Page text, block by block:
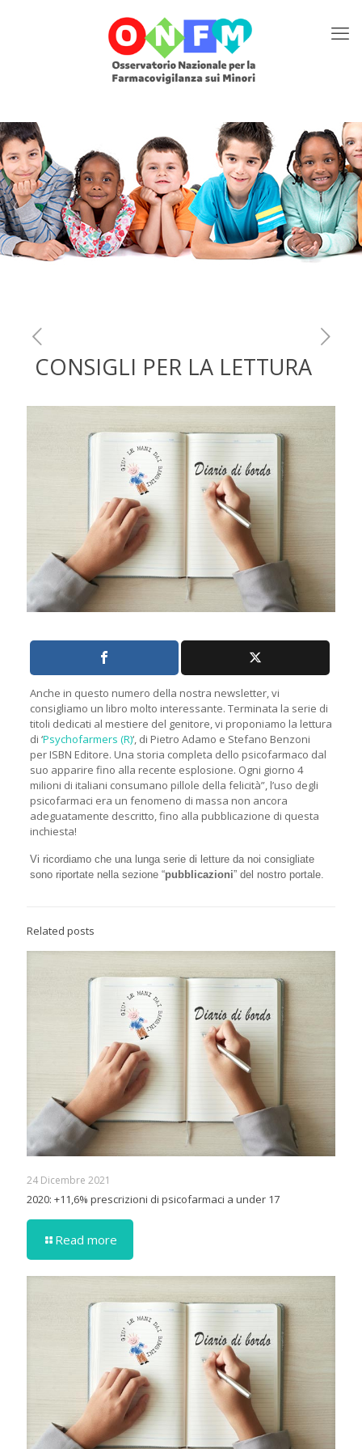
CONSIGLI PER LA LETTURA
Anche in questo numero della nostra newsletter, vi
consigliamo un libro molto interessante. Terminata la serie di
titoli dedicati al mestiere del genitore, vi proponiamo la lettura
di ‘Psychofarmers (R)‘, di Pietro Adamo e Stefano Benzoni
per ISBN Editore. Una storia completa dello psicofarmaco dal
suo apparire fino alla recente esplosione. Ogni giorno 4
milioni di italiani consumano pillole della felicità”, l’uso degli
psicofarmaci era un fenomeno di massa non ancora
adeguatamente descritto, fino alla pubblicazione di questa
inchiesta!
Vi ricordiamo che una lunga serie di letture da noi consigliate
sono riportate nella sezione “pubblicazioni” del nostro portale.
Related posts
24 Dicembre 2021
2020: +11,6% prescrizioni di psicofarmaci a under 17
Read more